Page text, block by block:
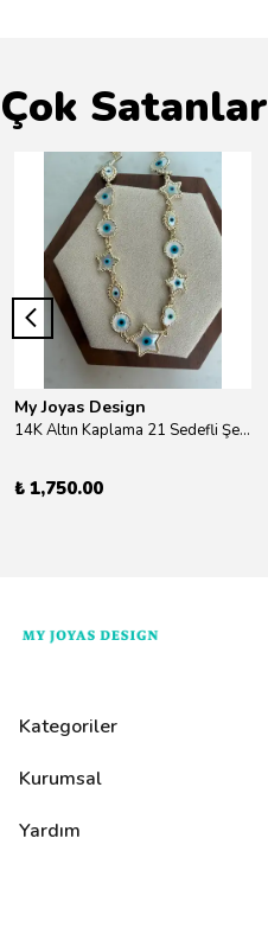
Çok Satanlar
My Joyas Design
14K Altın Kaplama 21 Sedefli Şekiller Kolye 46cm
₺ 1,750.00
Kategoriler
Kurumsal
Yardım